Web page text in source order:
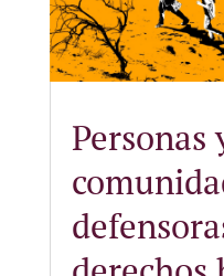
Personas